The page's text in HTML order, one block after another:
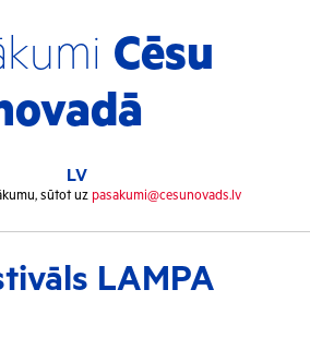
Cēsu
LV
sūtot uz pasakumi@cesunovads.lv
LAMPA